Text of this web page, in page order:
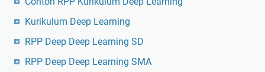
Kurikulum Deep Learning
RPP Deep Deep Learning SD
RPP Deep Deep Learning SMA